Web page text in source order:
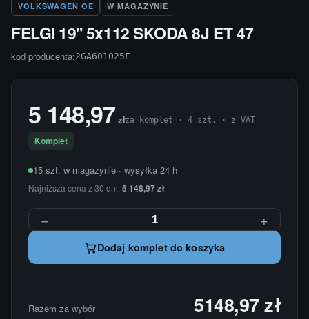
VOLKSWAGEN OE W MAGAZYNIE
FELGI 19'' 5x112 SKODA 8J ET 47
kod producenta:2GA601025F
5 148,97 złza komplet · 4 szt. · z VAT
Komplet
15 szt. w magazynie · wysyłka 24 h
Najniższa cena z 30 dni:5 148,97 zł
− +
Dodaj komplet do koszyka
Razem za wybór 5148,97 zł